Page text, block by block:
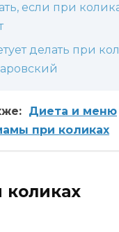
если при
делать при
Диета и меню
при коликах